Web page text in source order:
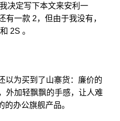
决定写下本文来安利一
有一款 2，但由于我没有，
2S 。
以为买到了山寨货：廉价的
外加轻飘飘的手感，让人难
办公旗舰产品。